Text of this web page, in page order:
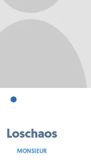
•
Loschaos
MONSIEUR